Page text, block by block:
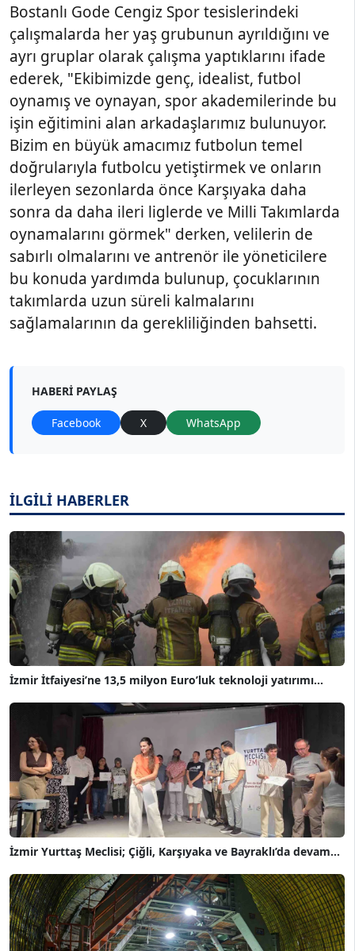
Bostanlı Gode Cengiz Spor tesislerindeki
çalışmalarda her yaş grubunun ayrıldığını ve
ayrı gruplar olarak çalışma yaptıklarını ifade
ederek, "Ekibimizde genç, idealist, futbol
oynamış ve oynayan, spor akademilerinde bu
işin eğitimini alan arkadaşlarımız bulunuyor.
Bizim en büyük amacımız futbolun temel
doğrularıyla futbolcu yetiştirmek ve onların
ilerleyen sezonlarda önce Karşıyaka daha
sonra da daha ileri liglerde ve Milli Takımlarda
oynamalarını görmek" derken, velilerin de
sabırlı olmalarını ve antrenör ile yöneticilere
bu konuda yardımda bulunup, çocuklarının
takımlarda uzun süreli kalmalarını
sağlamalarının da gerekliliğinden bahsetti.
HABERI PAYLAŞ
Facebook X WhatsApp
İLGİLİ HABERLER
İzmir İtfaiyesi’ne 13,5 milyon Euro’luk teknoloji yatırımı...
İzmir Yurttaş Meclisi; Çiğli, Karşıyaka ve Bayraklı’da devam...